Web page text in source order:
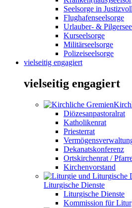
Seelsorge in
Flughafenseelsorge
Urlauber- &
Kurseelsorge
Militärseelsorge
Polizeiseelsorge
vielseitig engagiert
vielseitig engagiert
Diözesanpastoralrat
Katholikenrat
Priesterrat
Dekanatskonferenz
Ortskirchenrat /
Kirchenvorstand
Liturgische Dienste
Liturgische Dienste
Kommission für